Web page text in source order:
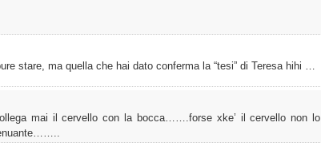
stare, ma quella che hai dato conferma la “tesi” di Teresa hihi …
mai il cervello con la bocca…….forse xke’ il cervello non lo